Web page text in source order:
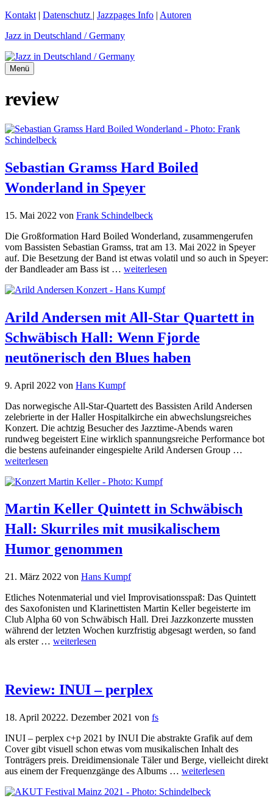
Zum
springen
Kontakt | Datenschutz | Jazzpages Info | Autoren
Jazz in Deutschland / Germany
Menü
review
Sebastian Gramss Hard Boiled
Wonderland in Speyer
15. Mai 2022 von Frank Schindelbeck
Die Großformation Hard Boiled Wonderland, zusammengerufen
vom Bassisten Sebastian Gramss, trat am 13. Mai 2022 in Speyer
auf. Die Besetzung der Band ist etwas volatil und so auch in Speyer:
der Bandleader am Bass ist … weiterlesen
Arild Andersen mit All-Star Quartett in
Schwäbisch Hall: Wenn Fjorde
neutönerisch den Blues haben
9. April 2022 von Hans Kumpf
Das norwegische All-Star-Quartett des Bassisten Arild Andersen
zelebrierte in der Haller Hospitalkirche ein abwechslungsreiches
Konzert. Die achtzig Besucher des Jazztime-Abends waren
rundweg begeistert Eine wirklich spannungsreiche Performance bot
die bestens aufeinander eingespielte Arild Andersen Group …
weiterlesen
Martin Keller Quintett in Schwäbisch
Hall: Skurriles mit musikalischem
Humor genommen
21. März 2022 von Hans Kumpf
Etliches Notenmaterial und viel Improvisationsspaß: Das Quintett
des Saxofonisten und Klarinettisten Martin Keller begeisterte im
Club Alpha 60 von Schwäbisch Hall. Drei Jazzkonzerte mussten
während der letzten Wochen kurzfristig abgesagt werden, so fand
als erster … weiterlesen
Review: INUI – perplex
18. April 20222. Dezember 2021 von fs
INUI – perplex c+p 2021 by INUI Die abstrakte Grafik auf dem
Cover gibt visuell schon etwas vom musikalischen Inhalt des
Tonträgers preis. Dreidimensionale Täler und Berge, vielleicht direkt
aus einem der Frequenzgänge des Albums … weiterlesen